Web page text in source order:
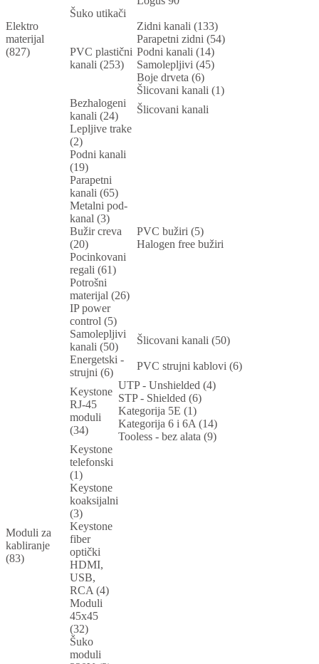
Elektro
materijal
(827)
Šuko utikači
PVC plastični
kanali (253)
Zidni kanali (133)
Parapetni zidni (54)
Podni kanali (14)
Samolepljivi (45)
Boje drveta (6)
Šlicovani kanali (1)
Bezhalogeni
kanali (24)
Šlicovani kanali
Lepljive trake
(2)
Podni kanali
(19)
Parapetni
kanali (65)
Metalni pod-
kanal (3)
Bužir creva
(20)
PVC bužiri (5)
Halogen free bužiri
Pocinkovani
regali (61)
Potrošni
materijal (26)
IP power
control (5)
Samolepljivi
kanali (50)
Šlicovani kanali (50)
Energetski -
strujni (6)
PVC strujni kablovi (6)
Moduli za
kabliranje
(83)
Keystone
RJ-45
moduli
(34)
UTP - Unshielded (4)
STP - Shielded (6)
Kategorija 5E (1)
Kategorija 6 i 6A (14)
Tooless - bez alata (9)
Keystone
telefonski
(1)
Keystone
koaksijalni
(3)
Keystone
fiber
optički
HDMI,
USB,
RCA (4)
Moduli
45x45
(32)
Šuko
moduli